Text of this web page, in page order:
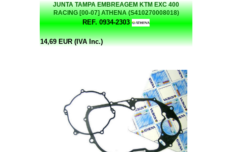
JUNTA TAMPA EMBREAGEM KTM EXC 400
RACING [00-07] ATHENA (S410270008018)
REF. 0934-2303
14,69 EUR (IVA Inc.)